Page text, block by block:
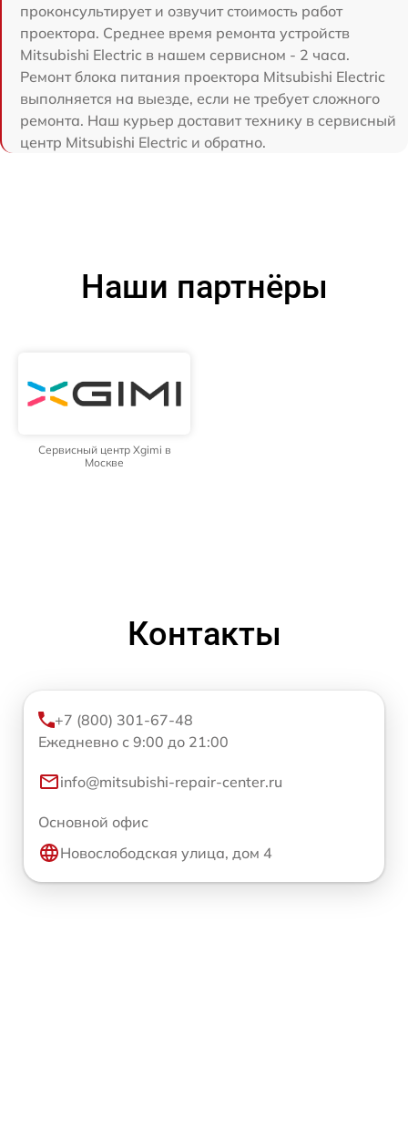
проконсультирует и озвучит стоимость работ
проектора. Среднее время ремонта устройств
Mitsubishi Electric в нашем сервисном - 2 часа.
Ремонт блока питания проектора Mitsubishi Electric
выполняется на выезде, если не требует сложного
ремонта. Наш курьер доставит технику в сервисный
центр Mitsubishi Electric и обратно.
Наши партнёры
Сервисный центр Xgimi в
Москве
Контакты
+7 (800) 301-67-48
Ежедневно с 9:00 до 21:00
info@mitsubishi-repair-center.ru
Основной офис
Новослободская улица, дом 4